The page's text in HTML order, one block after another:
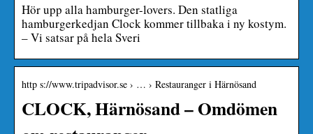
Hör upp alla hamburger-lovers. Den statliga
hamburgerkedjan Clock kommer tillbaka i ny kostym.
– Vi satsar på hela Sveri
http s://www.tripadvisor.se › … › Restauranger i Härnösand
CLOCK, Härnösand – Omdömen